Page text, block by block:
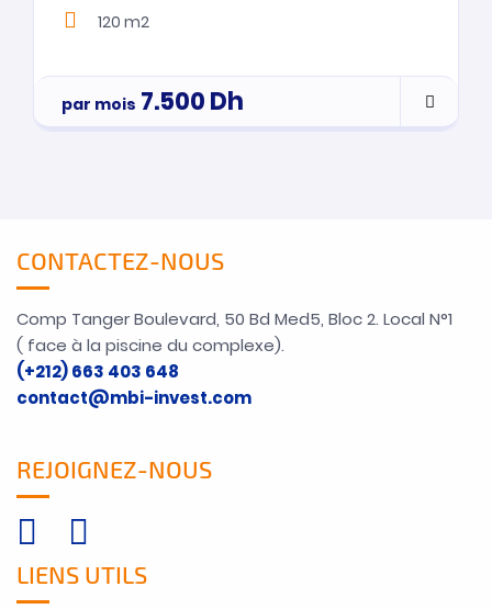
120 m2
par mois 7.500Dh
CONTACTEZ-NOUS
Comp Tanger Boulevard, 50 Bd Med5, Bloc 2. Local N°1
( face à la piscine du complexe).
(+212) 663 403 648
contact@mbi-invest.com
REJOIGNEZ-NOUS
LIENS UTILS